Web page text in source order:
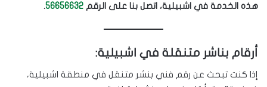
هذه الخدمة في اشبيلية، اتصل بنا على الرقم 56656632
.
أرقام بناشر متنقلة في اشبيلية:
إذا كنت تبحث عن رقم فني بنشر متنقل في منطقة اشبيلية،